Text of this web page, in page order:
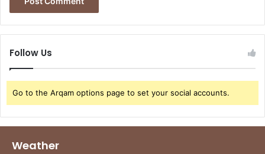
Follow Us
Go to the Arqam options page to set your social accounts.
Weather